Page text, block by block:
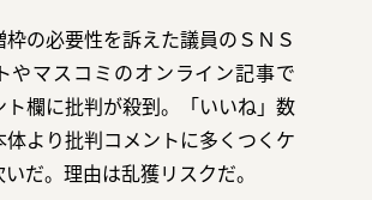
の必要性を訴えた議員のＳＮＳ
やマスコミのオンライン記事で
ト欄に批判が殺到。「いいね」数
体より批判コメントに多くつくケ
だ。理由は乱獲リスクだ。